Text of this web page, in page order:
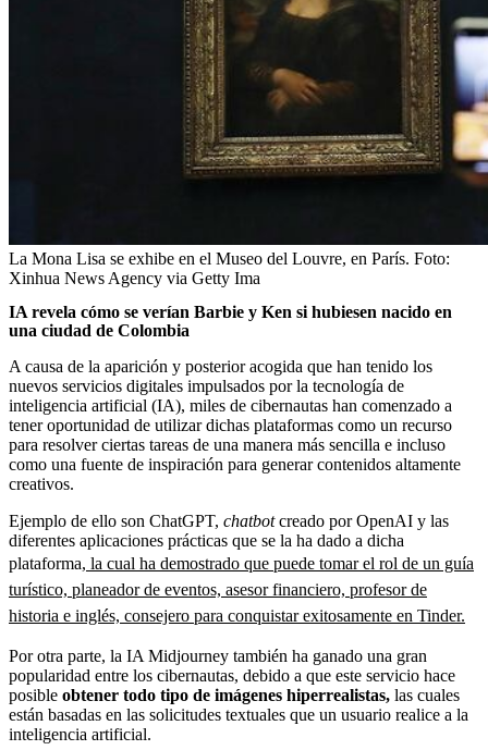
La Mona Lisa se exhibe en el Museo del Louvre, en París. Foto:
Xinhua News Agency via Getty Ima
IA revela cómo se verían Barbie y Ken si hubiesen nacido en
una ciudad de Colombia
A causa de la aparición y posterior acogida que han tenido los
nuevos servicios digitales impulsados por la tecnología de
inteligencia artificial (IA), miles de cibernautas han comenzado a
tener oportunidad de utilizar dichas plataformas como un recurso
para resolver ciertas tareas de una manera más sencilla e incluso
como una fuente de inspiración para generar contenidos altamente
creativos.
Ejemplo de ello son ChatGPT, chatbotcreado por OpenAI y las
diferentes aplicaciones prácticas que se la ha dado a dicha
plataforma, la cual ha demostrado que puede tomar el rol de un guía
turístico, planeador de eventos, asesor financiero, profesor de
historia e inglés, consejero para conquistar exitosamente en Tinder.
Por otra parte, la IA Midjourney también ha ganado una gran
popularidad entre los cibernautas, debido a que este servicio hace
posible obtener todo tipo de imágenes hiperrealistas, las cuales
están basadas en las solicitudes textuales que un usuario realice a la
inteligencia artificial.